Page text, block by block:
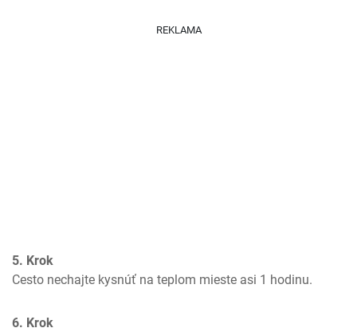
REKLAMA
5. Krok
Cesto nechajte kysnúť na teplom mieste asi 1 hodinu.
6. Krok